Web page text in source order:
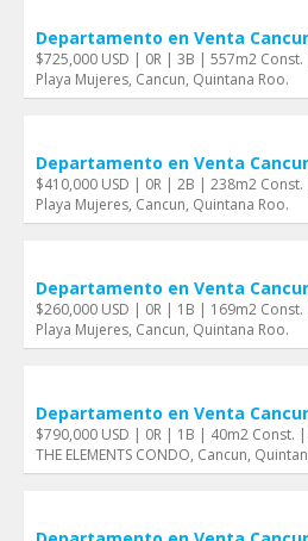
Departamento en Venta
$725,000 USD | 0R | 3B | 557m2
Playa Mujeres, Cancun, Quintana Roo.
Departamento en Venta
$410,000 USD | 0R | 2B | 238m2
Playa Mujeres, Cancun, Quintana Roo.
Departamento en Venta
$260,000 USD | 0R | 1B | 169m2
Playa Mujeres, Cancun, Quintana Roo.
Departamento en Venta
$790,000 USD | 0R | 1B | 40m2 Const.
THE ELEMENTS CONDO, Cancun,